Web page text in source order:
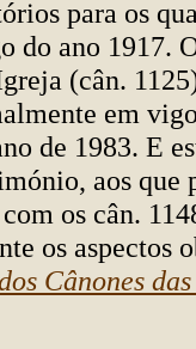
para os
do ano 1917.
(cân.
em
de 1983. E
aos que
os cân.
os aspectos
Cânones